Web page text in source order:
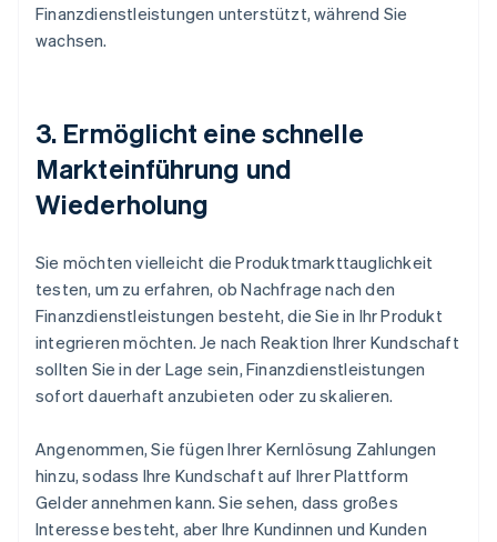
Finanzdienstleistungen unterstützt, während Sie
wachsen.
3. Ermöglicht eine schnelle
Markteinführung und
Wiederholung
Sie möchten vielleicht die Produktmarkttauglichkeit
testen, um zu erfahren, ob Nachfrage nach den
Finanzdienstleistungen besteht, die Sie in Ihr Produkt
integrieren möchten. Je nach Reaktion Ihrer Kundschaft
sollten Sie in der Lage sein, Finanzdienstleistungen
sofort dauerhaft anzubieten oder zu skalieren.
Angenommen, Sie fügen Ihrer Kernlösung Zahlungen
hinzu, sodass Ihre Kundschaft auf Ihrer Plattform
Gelder annehmen kann. Sie sehen, dass großes
Interesse besteht, aber Ihre Kundinnen und Kunden